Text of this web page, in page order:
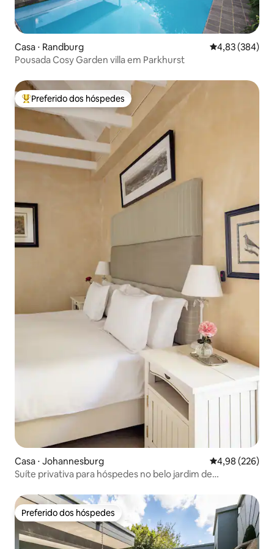
Casa ⋅ Randburg 4,83 de uma
4,83 (384)
Pousada Cosy Garden villa em Parkhurst
Entre os melhores preferidos dos hóspedes
Preferido dos hóspedes
Casa ⋅ Johannesburg 4,98 de uma
4,98 (226)
Suíte privativa para hóspedes no belo jardim de
Preferido dos hóspedes
Preferido dos hóspedes